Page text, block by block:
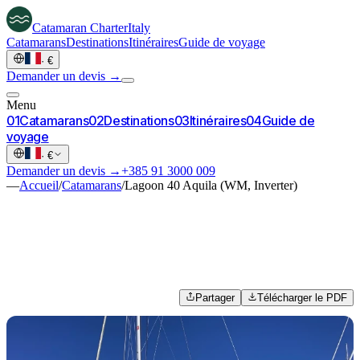
Catamaran CharterItaly
CatamaransDestinationsItinérairesGuide de voyage
· €
Demander un devis →
Menu
01Catamarans02Destinations03Itinéraires04Guide de
voyage
· €
Demander un devis →+385 91 3000 009
—Accueil/Catamarans/Lagoon 40 Aquila (WM, Inverter)
Partager Télécharger le PDF